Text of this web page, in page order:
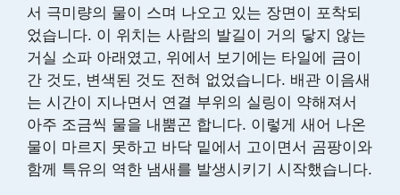
서 극미량의 물이 스며 나오고 있는 장면이 포착되
었습니다. 이 위치는 사람의 발길이 거의 닿지 않는
거실 소파 아래였고, 위에서 보기에는 타일에 금이
간 것도, 변색된 것도 전혀 없었습니다. 배관 이음새
는 시간이 지나면서 연결 부위의 실링이 약해져서
아주 조금씩 물을 내뿜곤 합니다. 이렇게 새어 나온
물이 마르지 못하고 바닥 밑에서 고이면서 곰팡이와
함께 특유의 역한 냄새를 발생시키기 시작했습니다.